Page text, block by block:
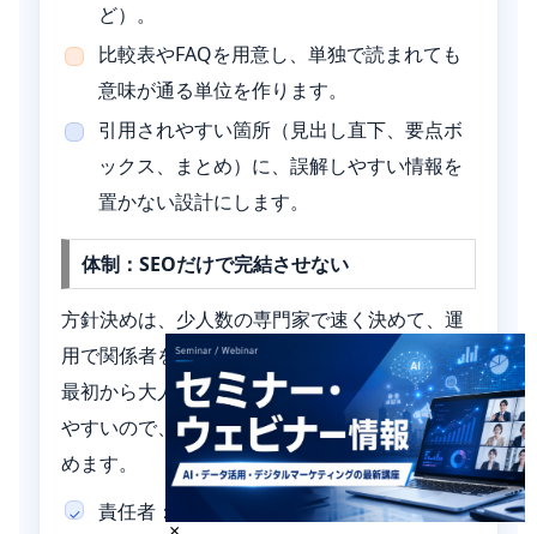
ど）。
比較表やFAQを用意し、単独で読まれても
意味が通る単位を作ります。
引用されやすい箇所（見出し直下、要点ボ
ックス、まとめ）に、誤解しやすい情報を
置かない設計にします。
体制：SEOだけで完結させない
方針決めは、少人数の専門家で速く決めて、運
用で関係者を巻き込むのが現実的です。
最初から大人数の合意を取ろうとすると止まり
やすいので、最低限の責任分界点だけ決めて始
めます。
責任者：意思決定（載せる／抑える／外